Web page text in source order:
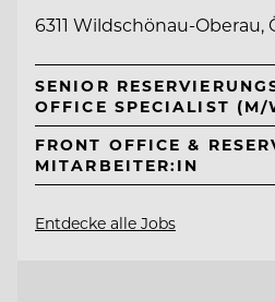
6311 Wildschönau-Oberau,
SENIOR
OFFICE SPECIALIST (M/
FRONT OFFICE &
MITARBEITER:IN
Entdecke alle Jobs